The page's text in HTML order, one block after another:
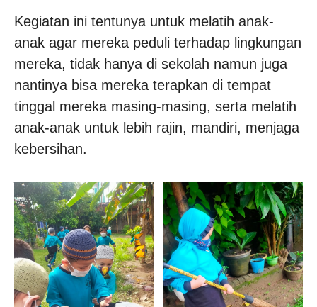
Kegiatan ini tentunya untuk melatih anak-
anak agar mereka peduli terhadap lingkungan
mereka, tidak hanya di sekolah namun juga
nantinya bisa mereka terapkan di tempat
tinggal mereka masing-masing, serta melatih
anak-anak untuk lebih rajin, mandiri, menjaga
kebersihan.